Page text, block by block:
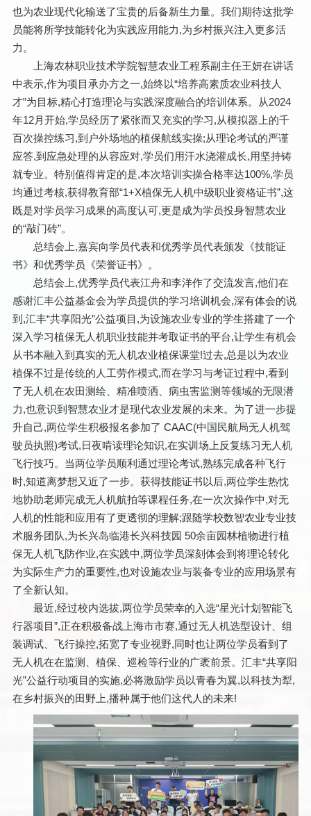
也为农业现代化输送了宝贵的后备新生力量。我们期待这批学
员能将所学技能转化为实践应用能力,为乡村振兴注入更多活
力。
上海农林职业技术学院智慧农业工程系副主任王妍在讲话
中表示,作为项目承办方之一,始终以“培养高素质农业科技人
才”为目标,精心打造理论与实践深度融合的培训体系。从2024
年12月开始,学员经历了紧张而又充实的学习,从模拟器上的千
百次操控练习,到户外场地的植保航线实操;从理论考试的严谨
应答,到应急处理的从容应对,学员们用汗水浇灌成长,用坚持铸
就专业。特别值得肯定的是,本次培训实操合格率达100%,学员
均通过考核,获得教育部“1+X植保无人机中级职业资格证书”,这
既是对学员学习成果的高度认可,更是成为学员投身智慧农业
的“敲门砖”。
总结会上,嘉宾向学员代表和优秀学员代表颁发《技能证
书》和优秀学员《荣誉证书》。
总结会上,优秀学员代表江舟和李洋作了交流发言,他们在
感谢汇丰公益基金会为学员提供的学习培训机会,深有体会的说
到,汇丰“共享阳光”公益项目,为设施农业专业的学生搭建了一个
深入学习植保无人机职业技能并考取证书的平台,让学生有机会
从书本融入到真实的无人机农业植保课堂!过去,总是以为农业
植保不过是传统的人工劳作模式,而在学习与考证过程中,看到
了无人机在农田测绘、精准喷洒、病虫害监测等领域的无限潜
力,也意识到智慧农业才是现代农业发展的未来。为了进一步提
升自己,两位学生积极报名参加了 CAAC(中国民航局无人机驾
驶员执照)考试,日夜啃读理论知识,在实训场上反复练习无人机
飞行技巧。当两位学员顺利通过理论考试,熟练完成各种飞行
时,知道离梦想又近了一步。获得技能证书以后,两位学生热忱
地协助老师完成无人机航拍等课程任务,在一次次操作中,对无
人机的性能和应用有了更透彻的理解;跟随学校数智农业专业技
术服务团队,为长兴岛临港长兴科技园 50余亩园林植物进行植
保无人机飞防作业,在实践中,两位学员深刻体会到将理论转化
为实际生产力的重要性,也对设施农业与装备专业的应用场景有
了全新认知。
最近,经过校内选拔,两位学员荣幸的入选“星光计划智能飞
行器项目”,正在积极备战上海市市赛,通过无人机选型设计、组
装调试、飞行操控,拓宽了专业视野,同时也让两位学员看到了
无人机在在监测、植保、巡检等行业的广袤前景。汇丰“共享阳
光”公益行动项目的实施,必将激励学员以青春为翼,以科技为犁,
在乡村振兴的田野上,播种属于他们这代人的未来!